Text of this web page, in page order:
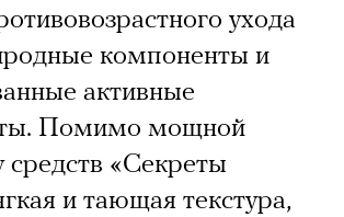
ухода
компоненты и
активные
Помимо мощной
«Секреты
и тающая текстура,